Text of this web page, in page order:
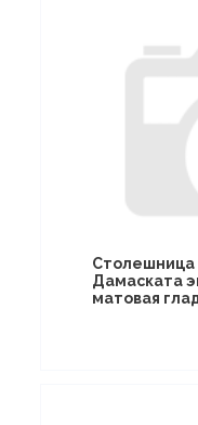
Столешница
Дамаската
матовая